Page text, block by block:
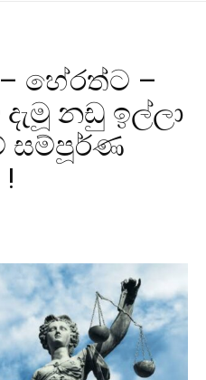
හේරත්ට –
නඩු ඉල්ලා
සම්පූර්ණ